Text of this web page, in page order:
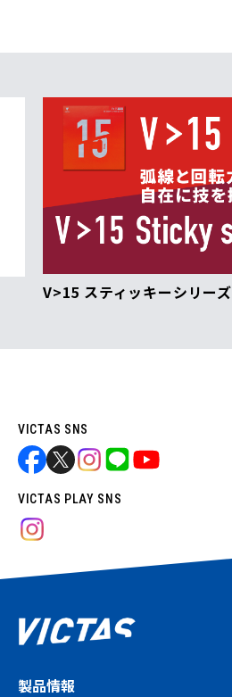
V>15 スティッキーシリーズ
VICTAS SNS
VICTAS PLAY SNS
製品情報